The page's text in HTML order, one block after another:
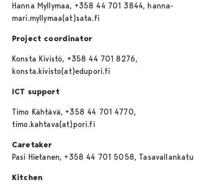
Hanna Myllymaa, +358 44 701 3844, hanna-
mari.myllymaa(at)sata.fi
Project coordinator
Konsta Kivistö, +358 44 701 8276,
konsta.kivisto(at)edupori.fi
ICT support
Timo Kähtävä, +358 44 701 4770,
timo.kahtava(at)pori.fi
Caretaker
Pasi Hietanen, +358 44 701 5058, Tasavallankatu
Kitchen